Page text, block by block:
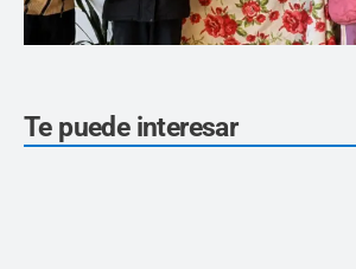
Te puede interesar